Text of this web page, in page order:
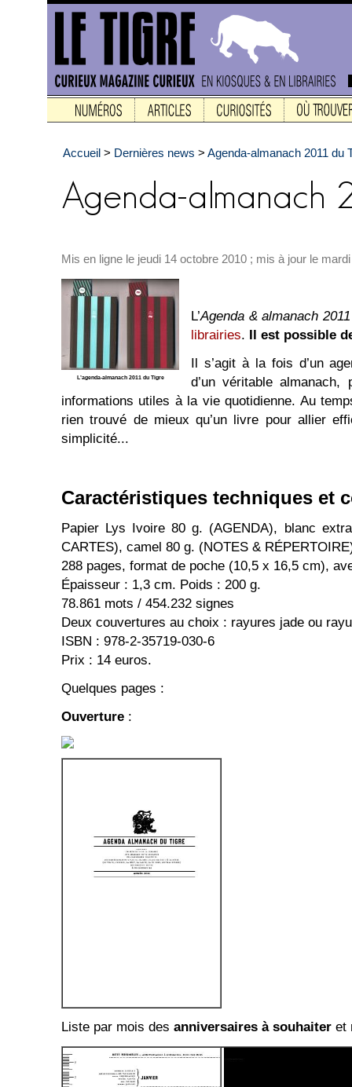
Accueil > Dernières news > Agenda-almanach 2011 du
Mis en ligne le jeudi 14 octobre 2010 ; mis à jour le
L’agenda-almanach 2011 du Tigre
L’Agenda & almanach
librairies. Il est possible
Il s’agit à la fois d’un
d’un véritable almanach,
informations utiles à la vie quotidienne. Au
rien trouvé de mieux qu’un livre pour allier
simplicité...
Caractéristiques techniques et
Papier Lys Ivoire 80 g. (AGENDA), blanc
CARTES), camel 80 g. (NOTES &
288 pages, format de poche (10,5 x 16,5 cm),
Épaisseur : 1,3 cm. Poids : 200 g.
78.861 mots / 454.232 signes
Deux couvertures au choix : rayures jade ou
ISBN : 978-2-35719-030-6
Prix : 14 euros.
Quelques pages :
Ouverture :
Liste par mois des anniversaires à souhaiter et